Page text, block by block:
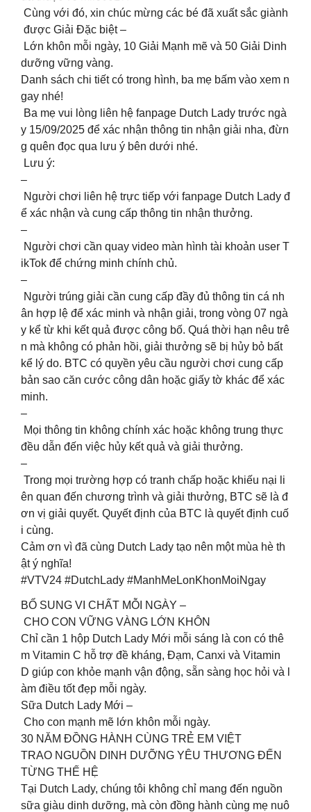
Cùng với đó, xin chúc mừng các bé đã xuất sắc giành
được Giải Đặc biệt –
Lớn khôn mỗi ngày, 10 Giải Mạnh mẽ và 50 Giải Dinh
dưỡng vững vàng.
Danh sách chi tiết có trong hình, ba mẹ bấm vào xem n
gay nhé!
Ba mẹ vui lòng liên hệ fanpage Dutch Lady trước ngà
y 15/09/2025 để xác nhận thông tin nhận giải nha, đừn
g quên đọc qua lưu ý bên dưới nhé.
️ Lưu ý:
–
Người chơi liên hệ trực tiếp với fanpage Dutch Lady đ
ể xác nhận và cung cấp thông tin nhận thưởng.
–
Người chơi cần quay video màn hình tài khoản user T
ikTok để chứng minh chính chủ.
–
Người trúng giải cần cung cấp đầy đủ thông tin cá nh
ân hợp lệ để xác minh và nhận giải, trong vòng 07 ngà
y kể từ khi kết quả được công bố. Quá thời hạn nêu trê
n mà không có phản hồi, giải thưởng sẽ bị hủy bỏ bất
kể lý do. BTC có quyền yêu cầu người chơi cung cấp
bản sao căn cước công dân hoặc giấy tờ khác để xác
minh.
–
Mọi thông tin không chính xác hoặc không trung thực
đều dẫn đến việc hủy kết quả và giải thưởng.
–
Trong mọi trường hợp có tranh chấp hoặc khiếu nại li
ên quan đến chương trình và giải thưởng, BTC sẽ là đ
ơn vị giải quyết. Quyết định của BTC là quyết định cuố
i cùng.
Cảm ơn vì đã cùng Dutch Lady tạo nên một mùa hè th
ật ý nghĩa!
#VTV24 #DutchLady #ManhMeLonKhonMoiNgay
BỔ SUNG VI CHẤT MỖI NGÀY –
CHO CON VỮNG VÀNG LỚN KHÔN
Chỉ cần 1 hộp Dutch Lady Mới mỗi sáng là con có thê
m Vitamin C hỗ trợ đề kháng, Đạm, Canxi và Vitamin
D giúp con khỏe mạnh vận động, sẵn sàng học hỏi và l
àm điều tốt đẹp mỗi ngày.
Sữa Dutch Lady Mới –
Cho con mạnh mẽ lớn khôn mỗi ngày.
30 NĂM ĐỒNG HÀNH CÙNG TRẺ EM VIỆT
TRAO NGUỒN DINH DƯỠNG YÊU THƯƠNG ĐẾN
TỪNG THẾ HỆ
Tại Dutch Lady, chúng tôi không chỉ mang đến nguồn
sữa giàu dinh dưỡng, mà còn đồng hành cùng mẹ nuô